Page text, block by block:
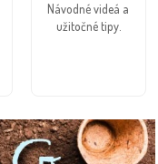
Návodné videá a
užitočné tipy.